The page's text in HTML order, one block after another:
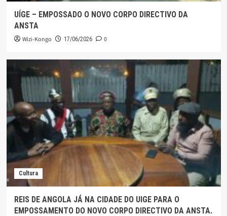
UÍGE – EMPOSSADO O NOVO CORPO DIRECTIVO DA
ANSTA
Wizi-Kongo 17/06/2026 0
Cultura
REIS DE ANGOLA JÁ NA CIDADE DO UIGE PARA O
EMPOSSAMENTO DO NOVO CORPO DIRECTIVO DA ANSTA.